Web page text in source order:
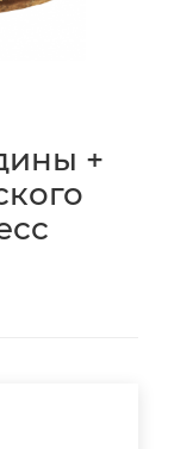
+